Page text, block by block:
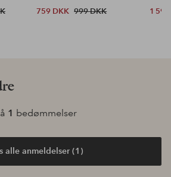
759 DKK 999 DKK
1
1 bedømmelser
alle anmeldelser (1)